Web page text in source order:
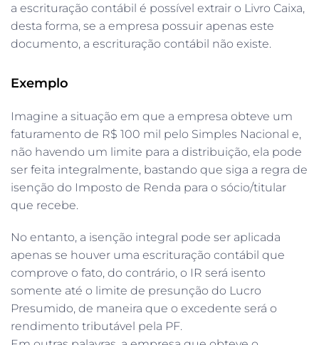
a escrituração contábil é possível extrair o Livro Caixa,
desta forma, se a empresa possuir apenas este
documento, a escrituração contábil não existe.
Exemplo
Imagine a situação em que a empresa obteve um
faturamento de R$ 100 mil pelo Simples Nacional e,
não havendo um limite para a distribuição, ela pode
ser feita integralmente, bastando que siga a regra de
isenção do Imposto de Renda para o sócio/titular
que recebe.
No entanto, a isenção integral pode ser aplicada
apenas se houver uma escrituração contábil que
comprove o fato, do contrário, o IR será isento
somente até o limite de presunção do Lucro
Presumido, de maneira que o excedente será o
rendimento tributável pela PF.